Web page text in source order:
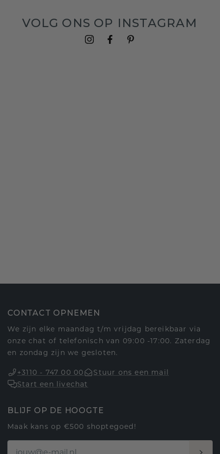
VOLG ONS OP INSTAGRAM
CONTACT OPNEMEN
We zijn elke maandag t/m vrijdag bereikbaar via
onze chat of telefonisch van 09:00 -17:00. Zaterdag
en zondag zijn we gesloten.
+3110 - 747 00 00
Stuur ons een mail
Start een livechat
BLIJF OP DE HOOGTE
Maak kans op €500 shoptegoed!